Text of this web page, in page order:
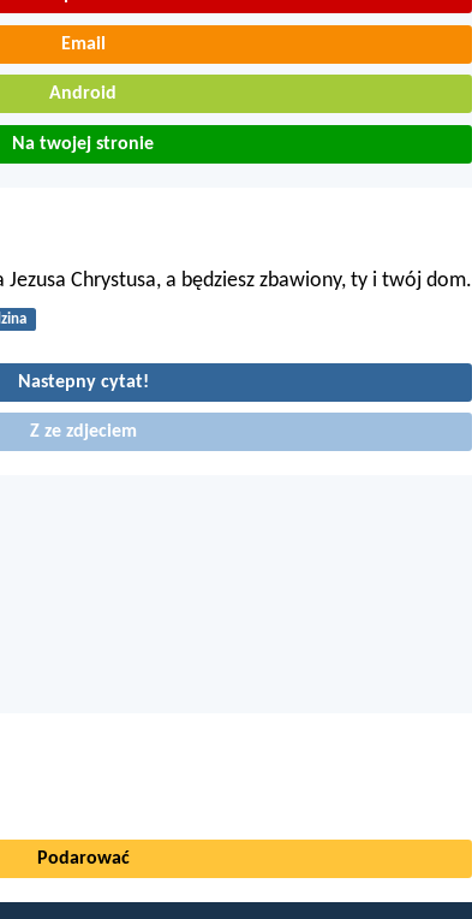
Email
Android
Na twojej stronie
Chrystusa, a będziesz zbawiony, ty i twój dom.
Nastepny cytat!
Z ze zdjeciem
Podarować